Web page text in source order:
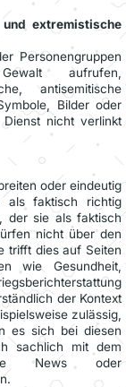
extremistische
Personengruppen
aufrufen,
antisemitische
Bilder oder
nicht verlinkt
oder eindeutig
als faktisch richtig
der sie als faktisch
nicht über den
trifft dies auf Seiten
wie Gesundheit,
der Kontext
zulässig,
es sich bei diesen
sachlich mit dem
News oder